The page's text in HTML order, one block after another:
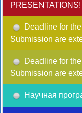
PRESENTATIONS!
Deadline for
Submission are
Deadline for
Submission are
Научная